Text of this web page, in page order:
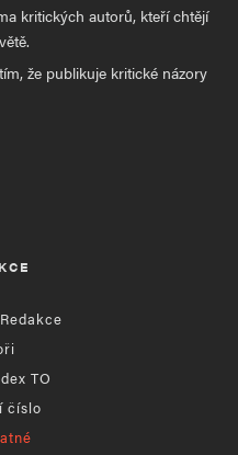
kritických autorů, kteří chtějí
že publikuje kritické názory
TO
číslo